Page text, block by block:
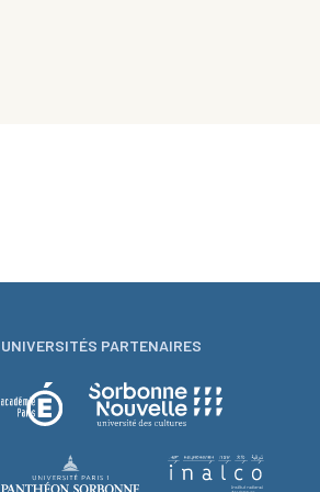
UNIVERSITÉS PARTENAIRES